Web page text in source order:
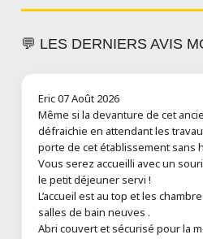
Ouvert
Allier
1 avis Toutes les infos
Ô REPOS
Châtel-
Votre
💬 LES DERNIERS AVIS
Eric07 Août 2026
Même si la devanture de cet
défraichie en attendant les
porte de cet établissement sans
Vous serez accueilli avec un
le petit déjeuner servi !
L’accueil est au top et les
salles de bain neuves .
Abri couvert et sécurisé pour la